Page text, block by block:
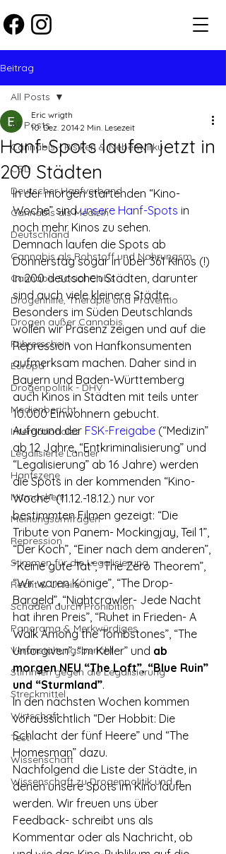
Beitrag
All Posts
Cannabis - Risiken & Nebenwirku
CBD
Deutscher Hanfverband
Cannabis als Medizin
Deutschland
Cannabis als Rohstoff und Nahrungsm
Cannabis Social Clubs
Drogenhilfe, Therapie und Präventio
Drogen außer Cannabis
Führerschein
Europa
Drogenpolitik - DHV
Medienbericht
Internationales
Legalisierte Länder
Hanfszene
Mitmachen!
Meinungsumfragen
Repression
Stimmen für die Legalisierung
Recht & Urteile
Schäden durch Prohibition
Panorama & Merkwürdiges
Veranstaltungsbericht
Stimmen gegen die Legalisierung
Streckmittel
Wirtschaft
Test
Wissenschaft
Wissenschaft zu Drogenpolitik und a
All Posts
Hanf-Spots laufen jetzt in
200 Städten
Eric wrigth
10. Dez. 2014 2 Min. Lesezeit
In der morgen startenden “Kino-
Woche” sind unsere Hanf-Spots in
noch mehr Kinos zu sehen.
Demnach laufen die Spots ab
Donnerstag sogar in über 361 Kinos (!)
in 200 deutschen Städten, darunter
sind auch viele kleinere Städte.
Besonders im Süden Deutschlands
wollen wir Präsenz zeigen und auf die
Repression von Hanfkonsumenten
aufmerksam machen. Daher sind in
Bayern und Baden-Württemberg
auch Kinos in Städten mit teils unter
10.000 Einwohnern gebucht.
Aufgrund der FSK-Freigabe (“Medizin”
ab 12 Jahre, “Entkriminalisierung” und
“Legalisierung” ab 16 Jahre) werden
die Spots in der kommenden “Kino-
Woche” (11.12.-18.12.) nur vor
bestimmten Filmen gezeigt: “Die
Tribute von Panem- Mockingjay, Teil 1”,
“Der Koch”, “Einer nach dem anderen”,
“Keine gute Tat”, “The Zero Theorem”,
“Wir waren Könige”, “The Drop-
Bargeld”, “Nightcrawler- Jede Nacht
hat ihren Preis”, “Ruhet in Frieden- A
Walk Among the Tombstones”, “The
Unforgiven”, “Im Keller” und ab
morgen NEU “The Loft”, “Blue Ruin”
und “Sturmland”.
In den nächsten Wochen kommen
voraussichtlich “Der Hobbit: Die
Schlacht der fünf Heere” und “The
Homesman” dazu.
Nachfolgend die Liste der Städte, in
denen unsere Spots im Kino laufen
werden. Wir freuen uns über
Feedback- schreibt uns als
Kommentar oder als Nachricht, ob